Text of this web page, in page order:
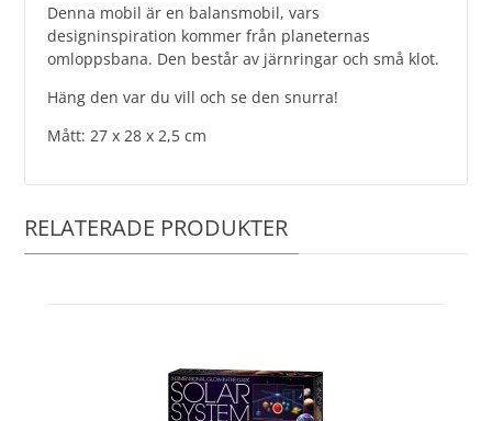
Denna mobil är en balansmobil, vars
designinspiration kommer från planeternas
omloppsbana. Den består av järnringar och små klot.
Häng den var du vill och se den snurra!
Mått: 27 x 28 x 2,5 cm
RELATERADE PRODUKTER